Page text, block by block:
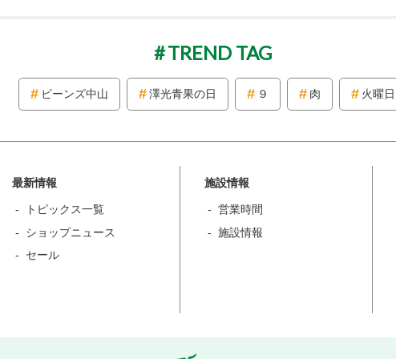
TREND TAG
ビーンズ中山 澤光青果の日 ９ 肉 火曜日
最新情報
トピックス一覧
ショップニュース
セール
施設情報
営業時間
施設情報